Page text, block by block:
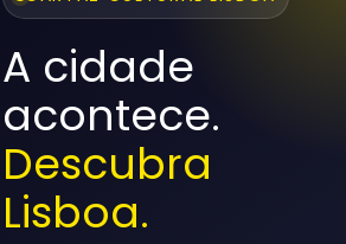
A cidade
acontece.
Descubra
Lisboa.